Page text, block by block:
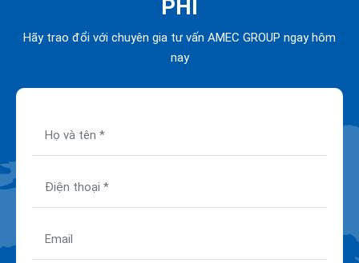
PHÍ
Hãy trao đổi với chuyên gia tư vấn AMEC GROUP ngay hôm
nay